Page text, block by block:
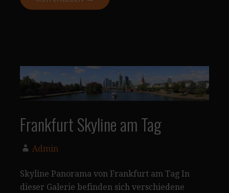
Frankfurt Skyline am Tag
Admin
Skyline Panorama von Frankfurt am Tag In
dieser Galerie befinden sich verschiedene